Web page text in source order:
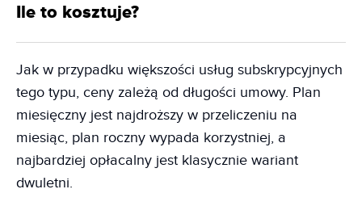
Ile to kosztuje?
Jak w przypadku większości usług subskrypcyjnych
tego typu, ceny zależą od długości umowy. Plan
miesięczny jest najdroższy w przeliczeniu na
miesiąc, plan roczny wypada korzystniej, a
najbardziej opłacalny jest klasycznie wariant
dwuletni.